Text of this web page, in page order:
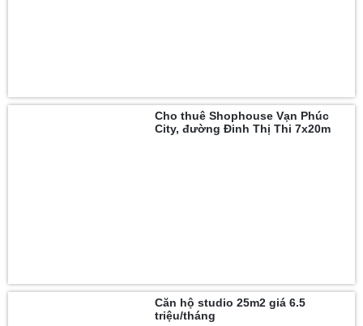
Cho thuê Shophouse Vạn Phúc
City, đường Đinh Thị Thi 7x20m
Căn hộ studio 25m2 giá 6.5
triệu/tháng